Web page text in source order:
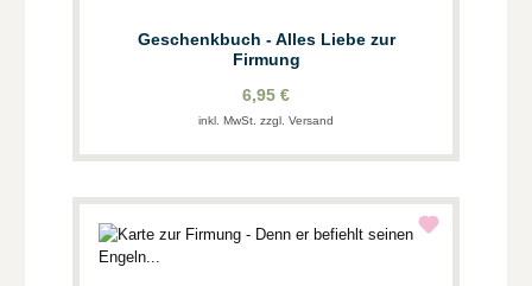
Geschenkbuch - Alles Liebe zur
Firmung
6,95 €
inkl. MwSt. zzgl. Versand